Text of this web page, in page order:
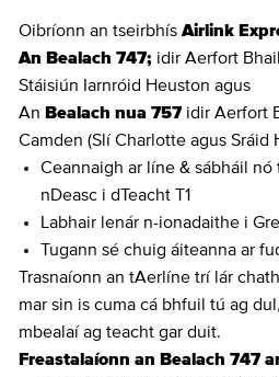
Oibríonn an tseirbhís Airlink
An Bealach 747; idir Aerfort
Stáisiún Iarnróid Heuston agus
An Bealach nua 757 idir Aerfort
Camden (Slí Charlotte agus Sráid
Ceannaigh ar líne & sábháil nó
nDeasc i dTeacht T1
Labhair lenár n-ionadaithe i
Tugann sé chuig áiteanna ar
Trasnaíonn an tAerlíne trí lár
mar sin is cuma cá bhfuil tú ag
mbealaí ag teacht gar duit.
Freastalaíonn an Bealach 747